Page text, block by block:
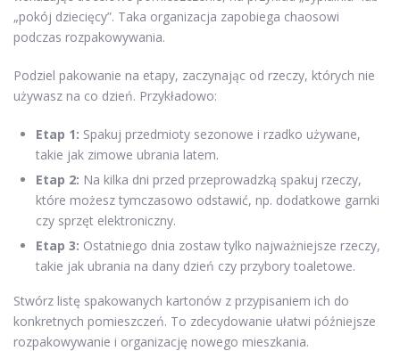
„pokój dziecięcy”. Taka organizacja zapobiega chaosowi
podczas rozpakowywania.
Podziel pakowanie na etapy, zaczynając od rzeczy, których nie
używasz na co dzień. Przykładowo:
Etap 1: Spakuj przedmioty sezonowe i rzadko używane,
takie jak zimowe ubrania latem.
Etap 2: Na kilka dni przed przeprowadzką spakuj rzeczy,
które możesz tymczasowo odstawić, np. dodatkowe garnki
czy sprzęt elektroniczny.
Etap 3: Ostatniego dnia zostaw tylko najważniejsze rzeczy,
takie jak ubrania na dany dzień czy przybory toaletowe.
Stwórz listę spakowanych kartonów z przypisaniem ich do
konkretnych pomieszczeń. To zdecydowanie ułatwi późniejsze
rozpakowywanie i organizację nowego mieszkania.